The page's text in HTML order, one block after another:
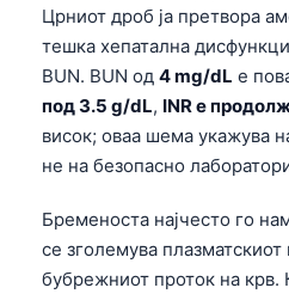
Црниот дроб ја претвора
тешка хепатална
BUN. BUN од 4 mg/dL е
под 3.5 g/dL, INR е
висок; оваа шема укажува
не на безопасно
Бременоста најчесто го
се зголемува
бубрежниот проток на крв.